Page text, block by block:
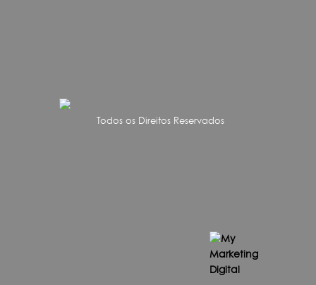
Todos os Direitos Reservados